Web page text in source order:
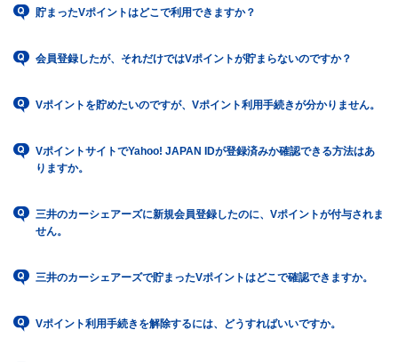
貯まったVポイントはどこで利用できますか？
会員登録したが、それだけではVポイントが貯まらないのですか？
Vポイントを貯めたいのですが、Vポイント利用手続きが分かりません。
VポイントサイトでYahoo! JAPAN IDが登録済みか確認できる方法はあ
りますか。
三井のカーシェアーズに新規会員登録したのに、Vポイントが付与されま
せん。
三井のカーシェアーズで貯まったVポイントはどこで確認できますか。
Vポイント利用手続きを解除するには、どうすればいいですか。